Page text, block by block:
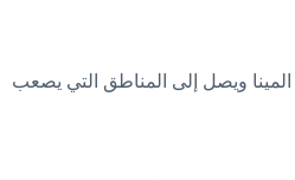
المينا ويصل إلى المناطق التي يصعب